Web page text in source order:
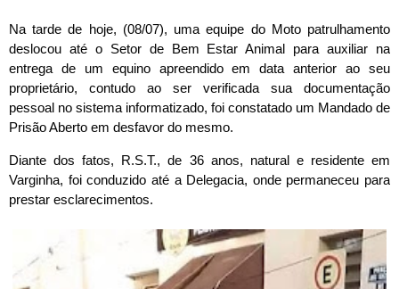
Na tarde de hoje, (08/07), uma equipe do Moto patrulhamento
deslocou até o Setor de Bem Estar Animal para auxiliar na
entrega de um equino apreendido em data anterior ao seu
proprietário, contudo ao ser verificada sua documentação
pessoal no sistema informatizado, foi constatado um Mandado de
Prisão Aberto em desfavor do mesmo.
Diante dos fatos, R.S.T., de 36 anos, natural e residente em
Varginha, foiconduzido até a Delegacia, onde permaneceu para
prestar esclarecimentos.